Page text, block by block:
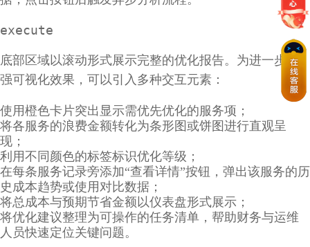
execute
底部区域以滚动形式展示完整的优化报告。为进一步增
强可视化效果，可以引入多种交互元素：
使用橙色卡片突出显示需优先优化的服务项；
将各服务的浪费金额转化为条形图或饼图进行直观呈
现；
利用不同颜色的标签标识优化等级；
在每条服务记录旁添加“查看详情”按钮，弹出该服务的历
史成本趋势或使用对比数据；
将总成本与预期节省金额以仪表盘形式展示；
将优化建议整理为可操作的任务清单，帮助财务与运维
人员快速定位关键问题。